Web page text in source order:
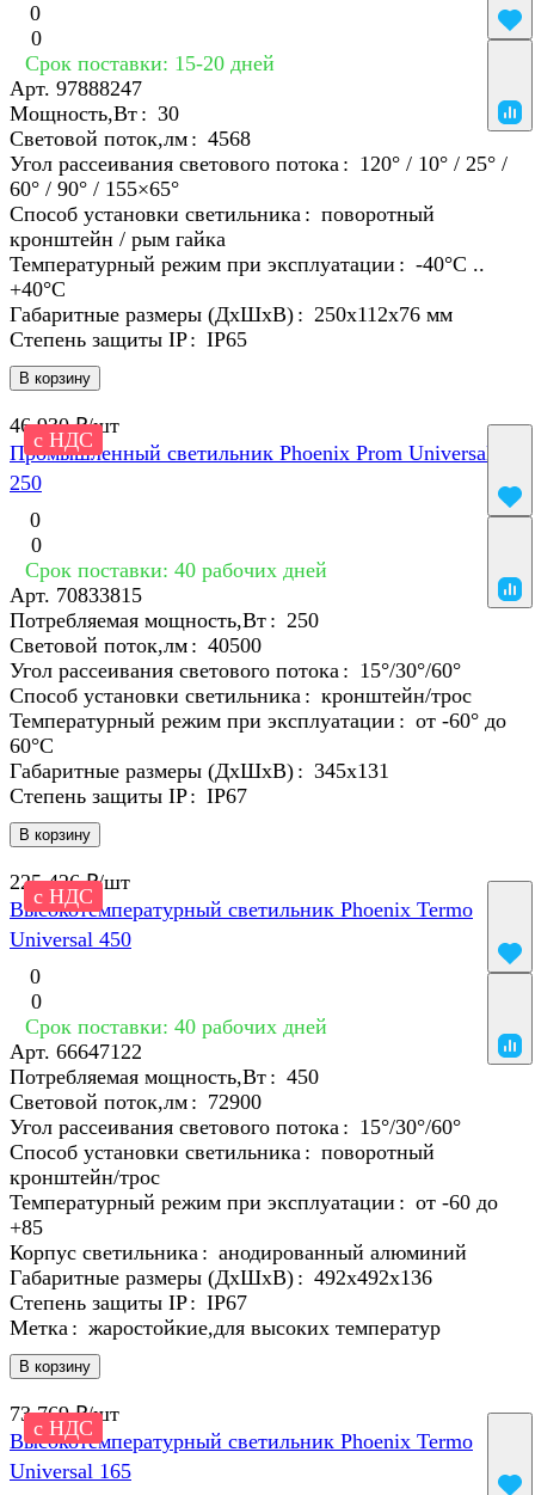
0
0
Срок поставки: 15-20 дней
Арт. 97888247
В корзину
Мощность,Вт : 30
Световой поток,лм : 4568
Угол рассеивания светового потока : 120° / 10° / 25° /
60° / 90° / 155×65°
Способ установки светильника : поворотный
кронштейн / рым гайка
Температурный режим при эксплуатации : -40°С ..
+40°C
Габаритные размеры (ДхШхВ) : 250х112х76 мм
Степень защиты IP : IP65
с НДС
46 930 ₽/шт
Промышленный светильник Phoenix Prom Universal
250
0
0
Срок поставки: 40 рабочих дней
Арт. 70833815
В корзину
Потребляемая мощность,Вт : 250
Световой поток,лм : 40500
Угол рассеивания светового потока : 15°/30°/60°
Способ установки светильника : кронштейн/трос
Температурный режим при эксплуатации : от -60° до
60°C
Габаритные размеры (ДхШхВ) : 345x131
Степень защиты IP : IP67
с НДС
225 426 ₽/шт
Высокотемпературный светильник Phoenix Termo
Universal 450
0
0
Срок поставки: 40 рабочих дней
Арт. 66647122
В корзину
Потребляемая мощность,Вт : 450
Световой поток,лм : 72900
Угол рассеивания светового потока : 15°/30°/60°
Способ установки светильника : поворотный
кронштейн/трос
Температурный режим при эксплуатации : от -60 до
+85
Корпус светильника : анодированный алюминий
Габаритные размеры (ДхШхВ) : 492x492x136
Степень защиты IP : IP67
Метка : жаростойкие,для высоких температур
с НДС
73 769 ₽/шт
Высокотемпературный светильник Phoenix Termo
Universal 165